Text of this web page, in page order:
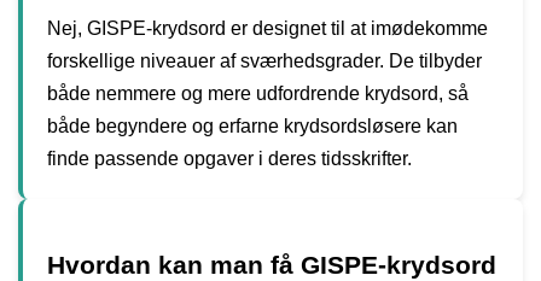
Nej, GISPE-krydsord er designet til at imødekomme
forskellige niveauer af sværhedsgrader. De tilbyder
både nemmere og mere udfordrende krydsord, så
både begyndere og erfarne krydsordsløsere kan
finde passende opgaver i deres tidsskrifter.
Hvordan kan man få GISPE-krydsord